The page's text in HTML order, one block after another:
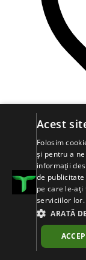
Șoseaua Olteniței,
Big Offices
București, 041303 ,
Acest
Folosim
și pentru a
informații
de
pe care le-ați
serviciilor lor.
ARATĂ